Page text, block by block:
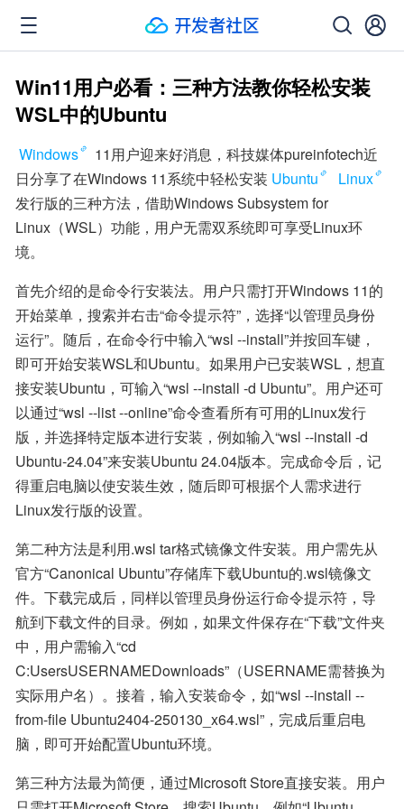
Win11用户必看：三种方法教你轻松安装
WSL中的Ubuntu
Windows
11用户迎来好消息，科技媒体pureinfotech近
日分享了在Windows 11系统中轻松安装 Ubuntu
Linux
发行版的三种方法，借助Windows Subsystem for
Linux（WSL）功能，用户无需双系统即可享受Linux环
境。
首先介绍的是命令行安装法。用户只需打开Windows 11的
开始菜单，搜索并右击“命令提示符”，选择“以管理员身份
运行”。随后，在命令行中输入“wsl --install”并按回车键，
即可开始安装WSL和Ubuntu。如果用户已安装WSL，想直
接安装Ubuntu，可输入“wsl --install -d Ubuntu”。用户还可
以通过“wsl --list --online”命令查看所有可用的Linux发行
版，并选择特定版本进行安装，例如输入“wsl --install -d
Ubuntu-24.04”来安装Ubuntu 24.04版本。完成命令后，记
得重启电脑以使安装生效，随后即可根据个人需求进行
Linux发行版的设置。
第二种方法是利用.wsl tar格式镜像文件安装。用户需先从
官方“Canonical Ubuntu”存储库下载Ubuntu的.wsl镜像文
件。下载完成后，同样以管理员身份运行命令提示符，导
航到下载文件的目录。例如，如果文件保存在“下载”文件夹
中，用户需输入“cd
C:UsersUSERNAMEDownloads”（USERNAME需替换为
实际用户名）。接着，输入安装命令，如“wsl --install --
from-file Ubuntu2404-250130_x64.wsl”，完成后重启电
脑，即可开始配置Ubuntu环境。
第三种方法最为简便，通过Microsoft Store直接安装。用户